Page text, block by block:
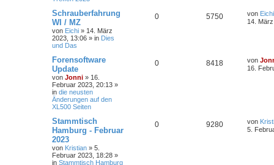
Schrauberfahrung
WI / MZ
von Eichi » 14. März
2023, 13:06 » in Dies
und Das
0 5750 von Eichi
14.
Forensoftware
Update
von Jonni » 16.
Februar 2023, 20:13 »
in die neusten
Änderungen auf den
XL500 Seiten
0 8418 von
16.
Stammtisch
Hamburg - Februar
2023
von Kristian » 5.
Februar 2023, 18:28 »
in Stammtisch Hamburg
0 9280 von
5.